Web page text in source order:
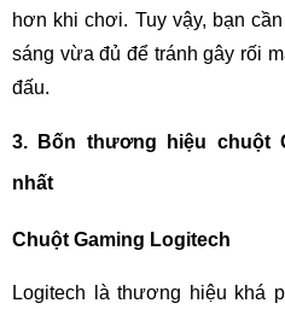
hơn khi chơi. Tuy vậy, bạn
sáng vừa đủ để tránh gây rối
đấu.
3. Bốn thương hiệu chuột
nhất
Chuột Gaming Logitech
Logitech là thương hiệu khá